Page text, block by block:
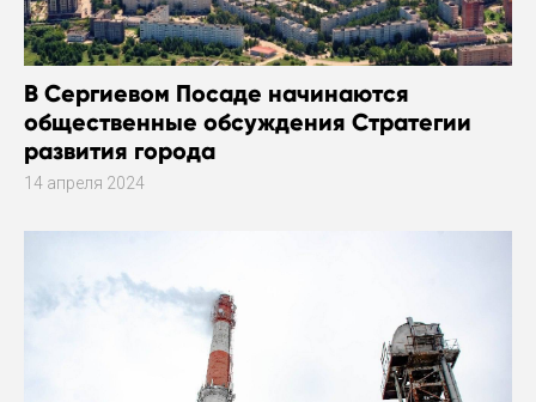
В Сергиевом Посаде начинаются
общественные обсуждения Стратегии
развития города
14 апреля 2024